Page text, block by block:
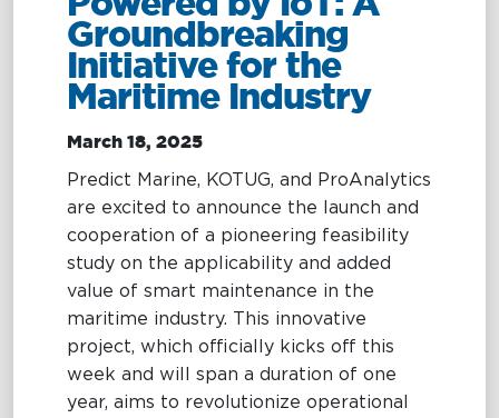
Maritime
Excellence
Intelligence
OptiPort
Analytics &
Drone
Training &
Consultancy
Training
Towmaster
Services
Maritime Excellence
Ship Management
Innovations
Groundbreaking
Initiative for the
Maritime Industry
March 18, 2025
Predict Marine, KOTUG, and ProAnalytics
are excited to announce the launch and
cooperation of a pioneering feasibility
study on the applicability and added
value of smart maintenance in the
maritime industry. This innovative
project, which officially kicks off this
week and will span a duration of one
year, aims to revolutionize operational